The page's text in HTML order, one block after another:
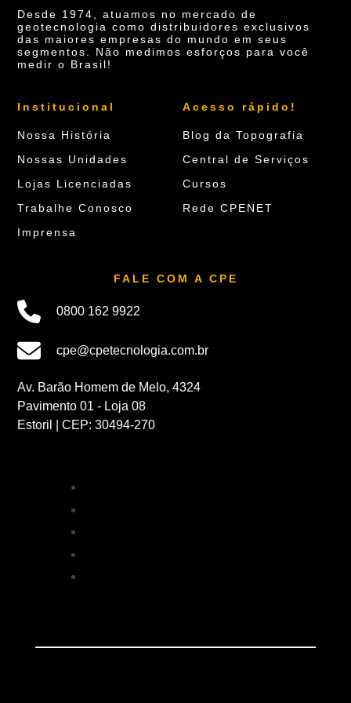
Desde 1974, atuamos no mercado de
geotecnologia como distribuidores exclusivos
das maiores empresas do mundo em seus
segmentos. Não medimos esforços para você
medir o Brasil!
Institucional
Nossa História
Nossas Unidades
Lojas Licenciadas
Trabalhe Conosco
Imprensa
Acesso rápido!
Blog da Topografia
Central de Serviços
Cursos
Rede CPENET
FALE COM A CPE
0800 162 9922
cpe@cpetecnologia.com.br
Av. Barão Homem de Melo, 4324
Pavimento 01 - Loja 08
Estoril | CEP: 30494-270